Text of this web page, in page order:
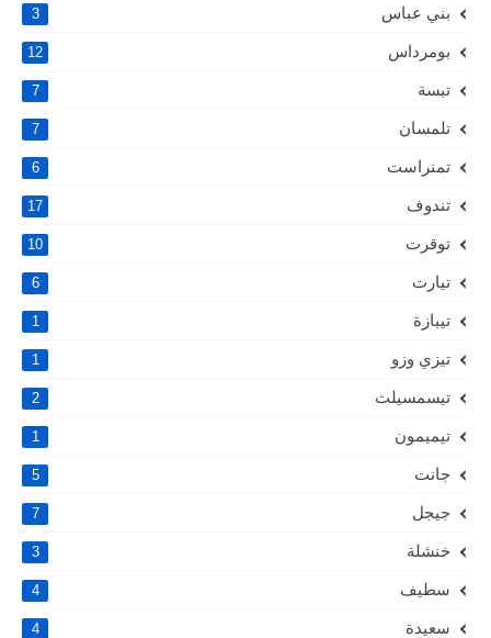
بني عباس 3
بومرداس 12
تبسة 7
تلمسان 7
تمنراست 6
تندوف 17
توقرت 10
تيارت 6
تيبازة 1
تيزي وزو 1
تيسمسيلت 2
تيميمون 1
جانت 5
جيجل 7
خنشلة 3
سطيف 4
سعيدة 4